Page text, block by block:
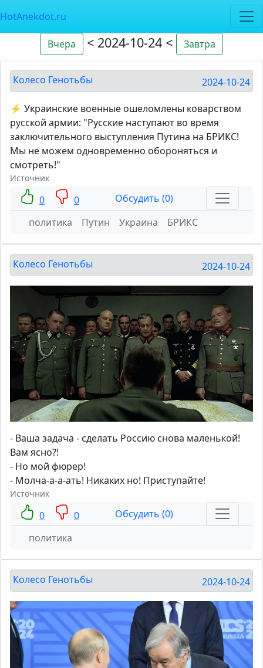
HotAnekdot.ru
Вчера < 2024-10-24 < Завтра
Колесо Генотьбы 2024-10-24
⚡ Украинские военные ошеломлены коварством
русской армии: "Русские наступают во время
заключительного выступления Путина на БРИКС!
Мы не можем одновременно обороняться и
смотреть!"
Источник
0 0
Обсудить (0)
политика
Путин Украина БРИКС
Колесо Генотьбы 2024-10-24
- Ваша задача - сделать Россию снова маленькой!
Вам ясно?!
- Но мой фюрер!
- Молча-а-а-ать! Никаких но! Приступайте!
Источник
0 0
Обсудить (0)
политика
Колесо Генотьбы 2024-10-24